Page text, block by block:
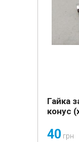
Гайка
конус
40 грн